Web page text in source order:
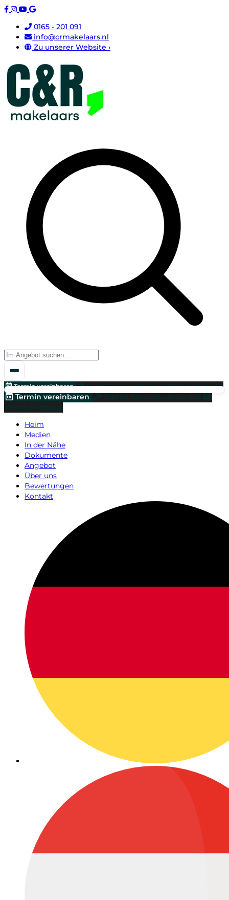
0165 - 201 091
info@crmakelaars.nl
Zu unserer Website ›
Termin vereinbaren Bieten Sie einen Preis an! Wertschätzung
Termin vereinbaren
Bieten Sie einen Preis an!
Wertschätzung
Heim
Medien
In der Nähe
Dokumente
Angebot
Über uns
Bewertungen
Kontakt